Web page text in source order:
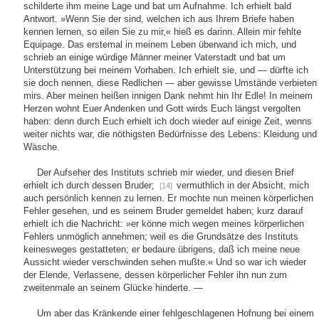
schilderte ihm meine Lage und bat um Aufnahme. Ich erhielt bald
Antwort. »Wenn Sie der sind, welchen ich aus Ihrem Briefe haben
kennen lernen, so eilen Sie zu mir,« hieß es darinn. Allein mir fehlte
Equipage. Das erstemal in meinem Leben überwand ich mich, und
schrieb an einige würdige Männer meiner Vaterstadt und bat um
Unterstützung bei meinem Vorhaben. Ich erhielt sie, und — dürfte ich
sie doch nennen, diese Redlichen — aber gewisse Umstände verbieten
mirs. Aber meinen heißen innigen Dank nehmt hin Ihr Edle! In meinem
Herzen wohnt Euer Andenken und Gott wirds Euch längst vergolten
haben: denn durch Euch erhielt ich doch wieder auf einige Zeit, wenns
weiter nichts war, die nöthigsten Bedürfnisse des Lebens: Kleidung und
Wäsche.
Der Aufseher des Instituts schrieb mir wieder, und diesen Brief
erhielt ich durch dessen Bruder;
[14] vermuthlich in der Absicht, mich
auch persönlich kennen zu lernen. Er mochte nun meinen körperlichen
Fehler gesehen, und es seinem Bruder gemeldet haben; kurz darauf
erhielt ich die Nachricht: »er könne mich wegen meines körperlichen
Fehlers unmöglich annehmen; weil es die Grundsätze des Instituts
keinesweges gestatteten; er bedaure übrigens, daß ich meine neue
Aussicht wieder verschwinden sehen mußte.« Und so war ich wieder
der Elende, Verlassene, dessen körperlicher Fehler ihn nun zum
zweitenmale an seinem Glücke hinderte. —
Um aber das Kränkende einer fehlgeschlagenen Hofnung bei einem